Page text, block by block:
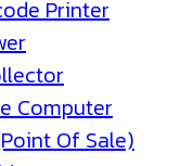
Printer
Computer
Of Sale)